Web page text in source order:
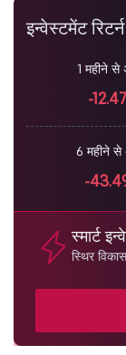
इन्वेस्टमेंट रिटर्न
1 महीने से
-
6 महीने से
-
स्मार्ट
स्थिर